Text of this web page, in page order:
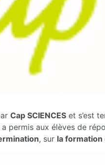
Cap SCIENCES et s’est
a permis aux élèves de
, sur la formation